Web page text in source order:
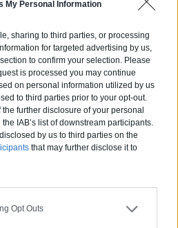
My Personal Information
sharing to third parties, or processing
for targeted advertising by us,
to confirm your selection. Please
is processed you may continue
on personal information utilized by us
to third parties prior to your opt-out.
further disclosure of your personal
IAB’s list of downstream participants.
by us to third parties on the
that may further disclose it to
Opt Outs
choisir un claustra pour
aménager l’entrée
de sa maison ?
et fortes chaleurs : quels
pour garder sa maison au
rénover l’entrée de son
!